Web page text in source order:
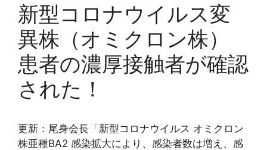
新型コロナウイルス変
異株（オミクロン株）
患者の濃厚接触者が確認
された！
更新：尾身会長「新型コロナウイルス オミクロン
株亜種BA2 感染拡大により、感染者数は増え、感